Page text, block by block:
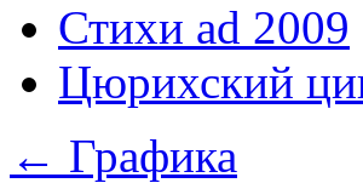
Стихи ad 2009
Цюрихский
← Графика